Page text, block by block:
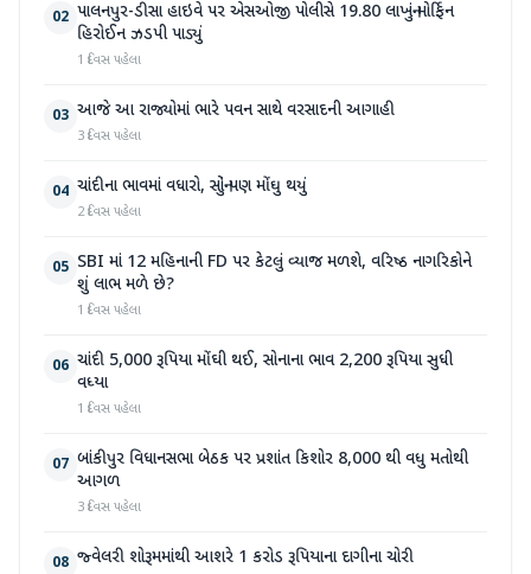
02 પાલનપુર-ડીસા હાઇવે પર એસઓજી પોલીસે 19.80 લાખનું મોર્ફિન
હિરોઈન ઝડપી પાડ્યું
1 દિવસ પહેલા
03 આજે આ રાજ્યોમાં ભારે પવન સાથે વરસાદની આગાહી
3 દિવસ પહેલા
04 ચાંદીના ભાવમાં વધારો, સોનું પણ મોંઘુ થયું
2 દિવસ પહેલા
05 SBI માં 12 મહિનાની FD પર કેટલું વ્યાજ મળશે, વરિષ્ઠ નાગરિકોને
શું લાભ મળે છે?
1 દિવસ પહેલા
06 ચાંદી 5,000 રૂપિયા મોંઘી થઈ, સોનાના ભાવ 2,200 રૂપિયા સુધી
વધ્યા
1 દિવસ પહેલા
07 બાંકીપુર વિધાનસભા બેઠક પર પ્રશાંત કિશોર 8,000 થી વધુ મતોથી
આગળ
3 દિવસ પહેલા
08 જ્વેલરી શોરૂમમાંથી આશરે 1 કરોડ રૂપિયાના દાગીના ચોરી